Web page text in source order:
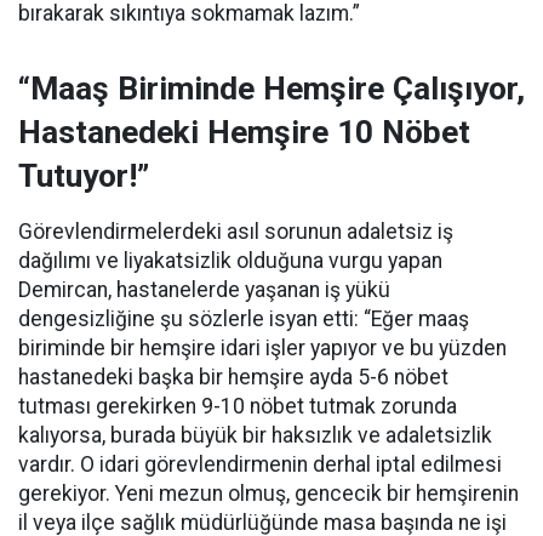
bırakarak sıkıntıya sokmamak lazım.”
“Maaş Biriminde Hemşire Çalışıyor,
Hastanedeki Hemşire 10 Nöbet
Tutuyor!”
Görevlendirmelerdeki asıl sorunun adaletsiz iş
dağılımı ve liyakatsizlik olduğuna vurgu yapan
Demircan, hastanelerde yaşanan iş yükü
dengesizliğine şu sözlerle isyan etti: “Eğer maaş
biriminde bir hemşire idari işler yapıyor ve bu yüzden
hastanedeki başka bir hemşire ayda 5-6 nöbet
tutması gerekirken 9-10 nöbet tutmak zorunda
kalıyorsa, burada büyük bir haksızlık ve adaletsizlik
vardır. O idari görevlendirmenin derhal iptal edilmesi
gerekiyor. Yeni mezun olmuş, gencecik bir hemşirenin
il veya ilçe sağlık müdürlüğünde masa başında ne işi